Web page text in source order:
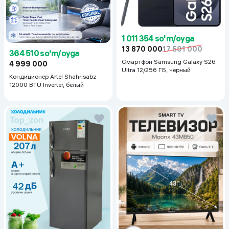
364 510 so'm/oyga
4 999 000
Кондиционер Artel Shahrisabz
12000 BTU Inverter, белый
1 011 354 so'm/oyga
13 870 00017 591 000
Смартфон Samsung Galaxy S26
Ultra 12/256 ГБ, черный